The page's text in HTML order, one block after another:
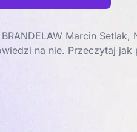
Marcin Setlak,
na nie. Przeczytaj